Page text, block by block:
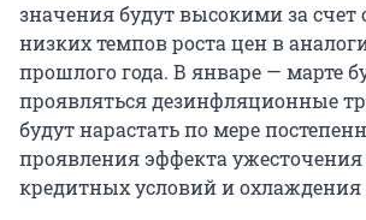
значения будут высокими за счет
низких темпов роста цен в
прошлого года. В январе — марте
проявляться дезинфляционные
будут нарастать по мере
проявления эффекта
кредитных условий и охлаждения